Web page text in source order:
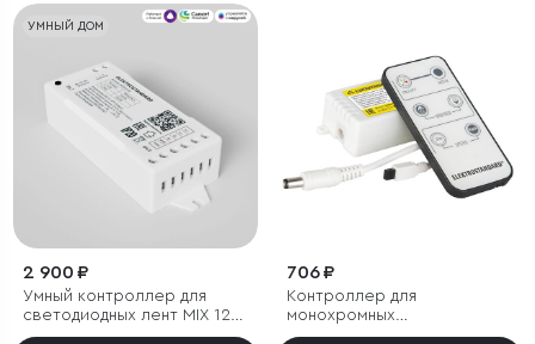
УМНЫЙ ДОМ
2 900 ₽
Умный контроллер для
светодиодных лент MIX 12-
24 В
706 ₽
Контроллер для
монохромных
светодиодных лент С ПДУ